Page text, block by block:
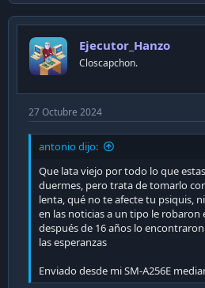
c
t
Ejecutor_Hanzo
Closcapchon.
27 Octubre 2024
antonio dijo:
Que lata viejo por todo lo que
duermes, pero trata de tomarlo
lenta, qué no te afecte tu psiquis,
en las noticias a un tipo le robaron
después de 16 años lo
las esperanzas
Enviado desde mi SM-A256E